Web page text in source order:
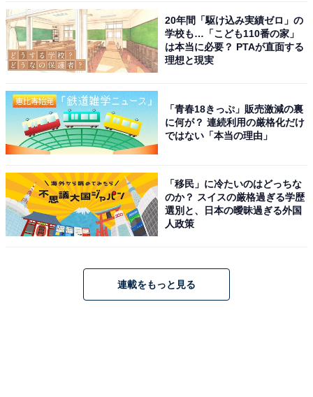
20年間「駆け込み実績ゼロ」の
学校も…「こども110番の家」
は本当に必要？ PTAが直面する
理想と現実
「青春18きっぷ」販売激減の裏
に何が？ 連続利用の厳格化だけ
ではない「本当の理由」
「移民」に冷たいのはどっちな
のか？ スイスの厳格過ぎる学歴
選別と、日本の曖昧過ぎる外国
人政策
連載をもっと見る